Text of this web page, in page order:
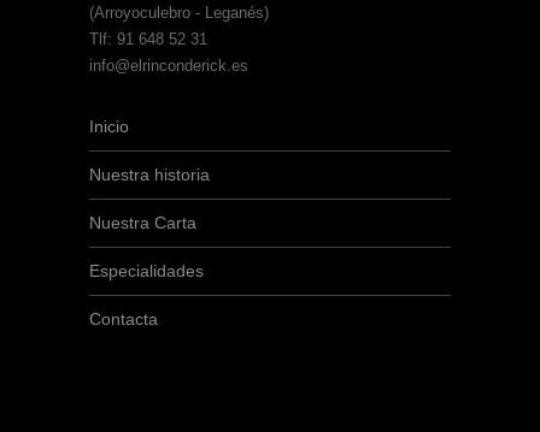
(Arroyoculebro - Leganés)
Tlf: 91 648 52 31
info@elrinconderick.es
Inicio
Nuestra historia
Nuestra Carta
Especialidades
Contacta